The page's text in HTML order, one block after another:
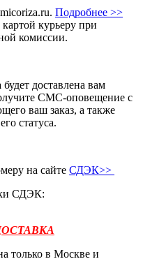
Подробнее >>
курьеру при
комиссии.
доставлена вам
СМС-оповещение с
ваш заказ, а также
статуса.
на сайте СДЭК>>
СДЭК:
в Москве и